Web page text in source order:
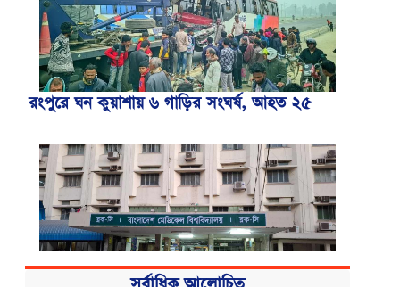
রংপুরে ঘন কুয়াশায় ৬ গাড়ির সংঘর্ষ, আহত ২৫